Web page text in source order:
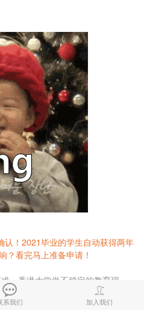
系我们 加入我们
认！2021毕业的学生自动获得两年
？看完马上准备申请！
，香港大学尚不稳定的教育现
使得想去往香港和美国两地的申
英国留学的人数不断增加，